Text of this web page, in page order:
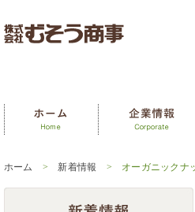
ホーム > 新着情報 > オーガニックナ